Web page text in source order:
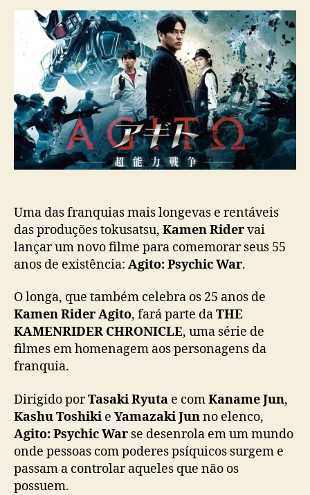
r
d
o
s
t
d
e
p
u
b
c
a
ç
ã
o
n
f
i
r
a
t
r
a
i
l
d
e
“
A
g
t
o
:
P
c
i
c
W
a
Uma das franquias mais longevas e rentáveis
das produções tokusatsu, Kamen Ridervai
lançar um novo filme para comemorar seus 55
anos de existência: Agito: Psychic War.
O longa, que também celebra os 25 anos de
Kamen Rider Agito, fará parte daTHE
KAMENRIDER CHRONICLE, uma série de
filmes em homenagem aos personagens da
franquia.
Dirigido porTasaki Ryuta e comKaname Jun,
Kashu Toshiki e Yamazaki Junno elenco,
Agito: Psychic War se desenrola em um mundo
onde pessoas com poderes psíquicos surgem e
passam a controlar aqueles que não os
possuem.